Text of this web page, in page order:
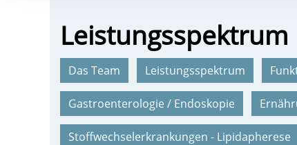
Leistungsspektrum
Das Team Leistungsspektrum
Gastroenterologie / Endoskopie
Stoffwechselerkrankungen - Lipidapherese